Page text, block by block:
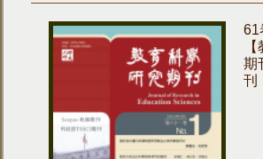
61
期
刊